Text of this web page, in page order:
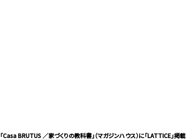
「Casa BRUTUS ／家づくりの教科書」（マガジンハウス）に「LATTICE」掲載